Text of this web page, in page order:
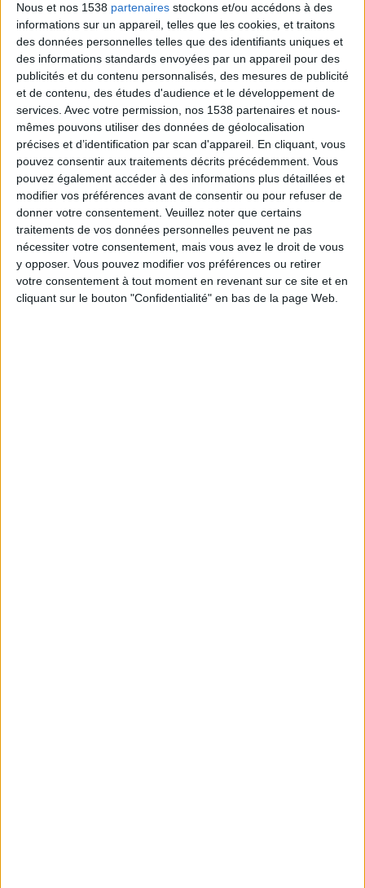
Nous et nos 1538 partenaires stockons et/ou accédons à des
informations sur un appareil, telles que les cookies, et traitons
des données personnelles telles que des identifiants uniques et
des informations standards envoyées par un appareil pour des
publicités et du contenu personnalisés, des mesures de publicité
et de contenu, des études d'audience et le développement de
services. Avec votre permission, nos 1538 partenaires et nous-
mêmes pouvons utiliser des données de géolocalisation
précises et d’identification par scan d'appareil. En cliquant, vous
pouvez consentir aux traitements décrits précédemment. Vous
pouvez également accéder à des informations plus détaillées et
modifier vos préférences avant de consentir ou pour refuser de
donner votre consentement. Veuillez noter que certains
traitements de vos données personnelles peuvent ne pas
nécessiter votre consentement, mais vous avez le droit de vous
y opposer. Vous pouvez modifier vos préférences ou retirer
votre consentement à tout moment en revenant sur ce site et en
cliquant sur le bouton "Confidentialité" en bas de la page Web.
Combien de kilos souhaitez-vous perdre ?
Moins de
5 kilos
De 5 à 10
kilos
Plus de
10 kilos
Service-client & Motivation Voir tout
Les équipes du Service-client et de la
Communauté Savoir Maigrir vous aident
chaque semaine à vous rapprocher
sereinement de votre objectif minceur.
Votre bilan minceur(env. 2